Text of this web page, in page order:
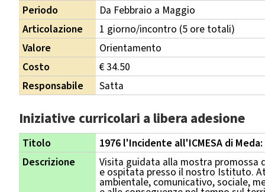
Periodo
Da Febbraio a Maggio
Articolazione
1 giorno/incontro (5 ore totali)
Valore
Orientamento
Costo
€ 34.50
Responsabile
Satta
Iniziative curricolari a libera adesione
Titolo
1976 l'Incidente all'ICMESA di
Descrizione
Visita guidata alla mostra promossa
e ospitata presso il nostro Istituto.
ambientale, comunicativo, sociale,